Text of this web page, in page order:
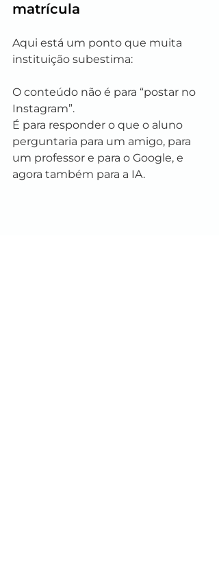
matrícula
Aqui está um ponto que muita
instituição subestima:
O conteúdo não é para “postar no
Instagram”.
É para responder o que o aluno
perguntaria para um amigo, para
um professor e para o Google, e
agora também para a IA.